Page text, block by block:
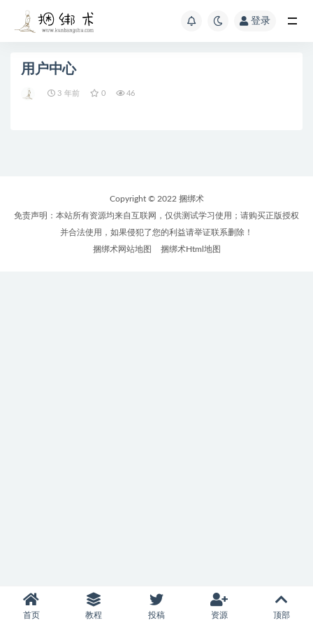
登录
用户中心
3 年前 0 46
Copyright © 2022 捆绑术
免责声明：本站所有资源均来自互联网，仅供测试学习使用；请购买正版授权
并合法使用，如果侵犯了您的利益请举证联系删除！
捆绑术网站地图
捆绑术Html地图
首页 教程 投稿 资源 顶部